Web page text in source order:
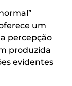
um
percepção
produzida
evidentes